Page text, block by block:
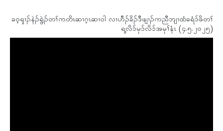
ခဝ့ၡၢၣ်နဲၣ်ရွဲၣ်တၢ်ကတိၤဆၢဂ့ၤဆၢဝါ လၢဟီၣ်ခိၣ်ဒီဖျၢၣ်ကညီဘျၢထံခရံ၁်ဖိတၢ်
ရ့လိ၁်မု၁်လိ၁်အမုၢ်နံၤ (၄.၅.၂ဝ၂၅)